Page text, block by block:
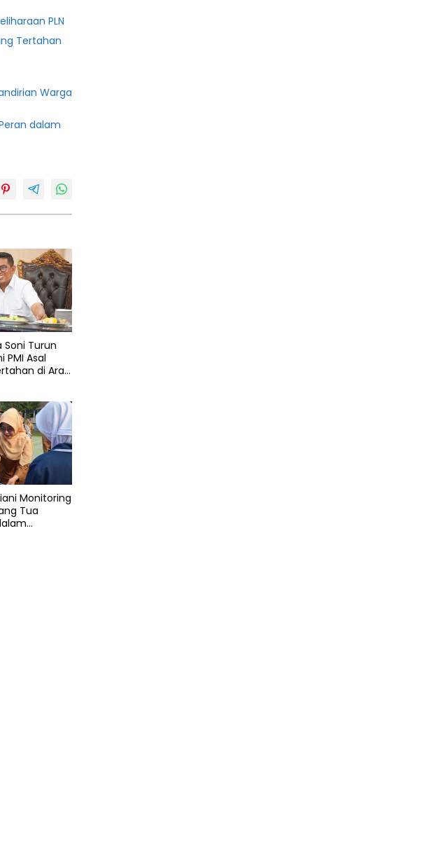
PLN
Tertahan
Warga
dalam
Soni Turun
PMI Asal
di Arab
Monitoring
Tua